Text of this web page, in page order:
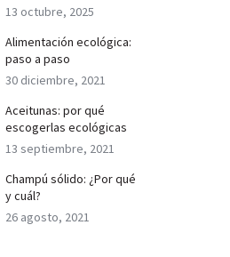
13 octubre, 2025
Alimentación ecológica:
paso a paso
30 diciembre, 2021
Aceitunas: por qué
escogerlas ecológicas
13 septiembre, 2021
Champú sólido: ¿Por qué
y cuál?
26 agosto, 2021